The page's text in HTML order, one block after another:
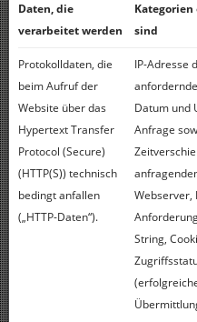
Daten, die
verarbeitet werden
sind
Protokolldaten, die
beim Aufruf der
Website über das
Hypertext Transfer
Protocol (Secure)
(HTTP(S)) technisch
bedingt anfallen
(„HTTP-Daten“).
IP-Adresse
Datum und
Anfrage
Webserver,
String,